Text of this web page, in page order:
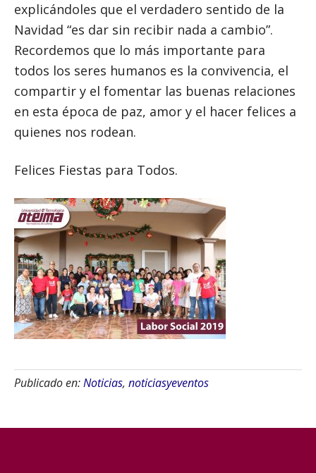
explicándoles que el verdadero sentido de la
Navidad “es dar sin recibir nada a cambio”.
Recordemos que lo más importante para
todos los seres humanos es la convivencia, el
compartir y el fomentar las buenas relaciones
en esta época de paz, amor y el hacer felices a
quienes nos rodean.
Felices Fiestas para Todos.
Publicado en:Noticias, noticiasyeventos